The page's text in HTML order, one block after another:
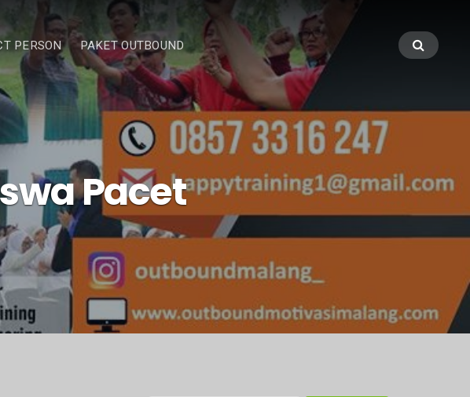
PERSON PAKET OUTBOUND
Pacet